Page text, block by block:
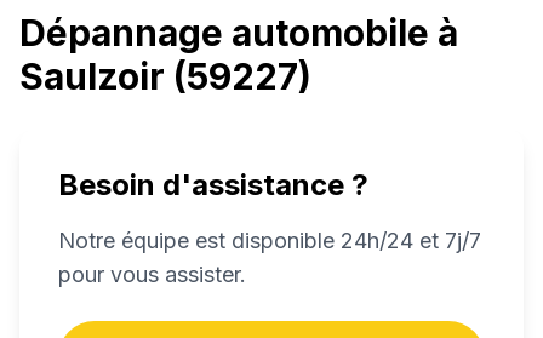
Dépannage automobile à
Saulzoir (59227)
Besoin d'assistance ?
Notre équipe est disponible 24h/24 et 7j/7
pour vous assister.